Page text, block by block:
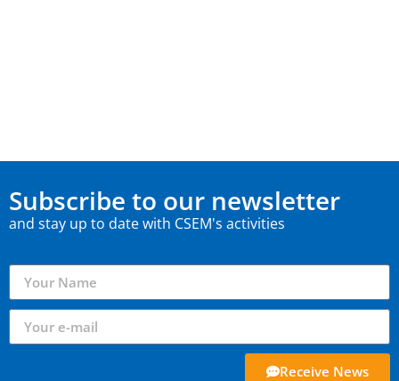
Subscribe to our newsletter
and stay up to date with CSEM's activities
Receive News